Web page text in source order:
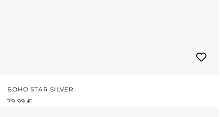
BOHO STAR SILVER
REGULÄRER PREIS:
79,99 €